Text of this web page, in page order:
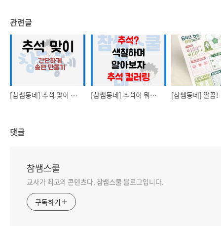
관련글
[참쌤동네] 추석 맞이 송편 만들기 [참쌤동네] 추석이 뭐예요? 추석 컬러링&학습지
댓글
참쌤스쿨
교사가 최고의 콘텐츠다. 참쌤스쿨 블로그입니다.
구독하기